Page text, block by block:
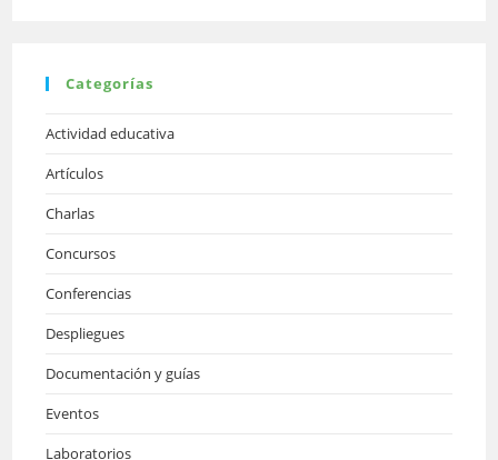
Categorías
Actividad educativa
Artículos
Charlas
Concursos
Conferencias
Despliegues
Documentación y guías
Eventos
Laboratorios